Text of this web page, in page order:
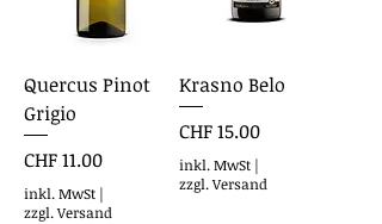
Quercus Pinot
Grigio
Preis
CHF 11.00
inkl. MwSt |
zzgl. Versand
Krasno Belo
Preis
CHF 15.00
inkl. MwSt |
zzgl. Versand